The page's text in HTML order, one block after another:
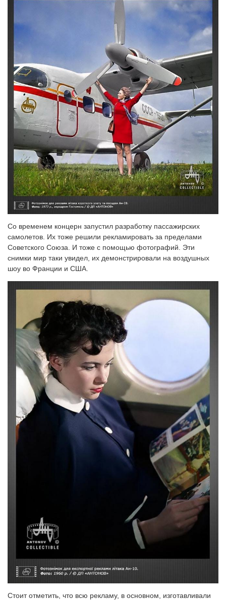
Со временем концерн запустил разработку пассажирских
самолетов. Их тоже решили рекламировать за пределами
Советского Союза. И тоже с помощью фотографий. Эти
снимки мир таки увидел, их демонстрировали на воздушных
шоу во Франции и США.
Стоит отметить, что всю рекламу, в основном, изготавливали